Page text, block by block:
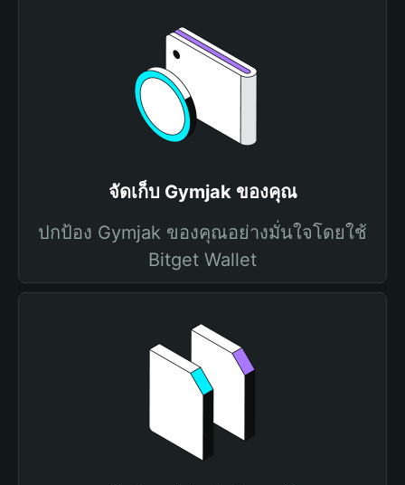
จัดเก็บ Gymjak ของคุณ
ปกป้อง Gymjak ของคุณอย่างมั่นใจโดยใช้
Bitget Wallet